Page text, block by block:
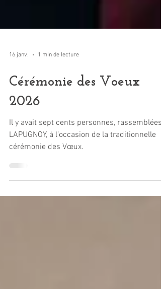
16 janv. 1 min de lecture
Cérémonie des Voeux
2026
Il y avait sept cents personnes, rassemblées